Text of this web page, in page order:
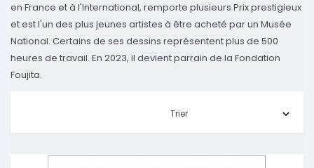
en France et à l'International, remporte plusieurs Prix prestigieux
et est l'un des plus jeunes artistes à être acheté par un Musée
National. Certains de ses dessins représentent plus de 500
heures de travail. En 2023, il devient parrain de la Fondation
Foujita.